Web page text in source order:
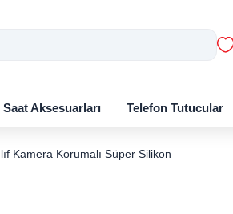
Saat Aksesuarları Telefon Tutucular
Kamera Korumalı Süper Silikon